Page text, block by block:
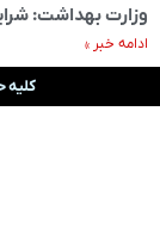
وزارت بهداشت:
ادامه خبر »
کلیه